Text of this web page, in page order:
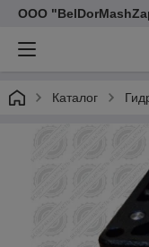
ООО
Каталог